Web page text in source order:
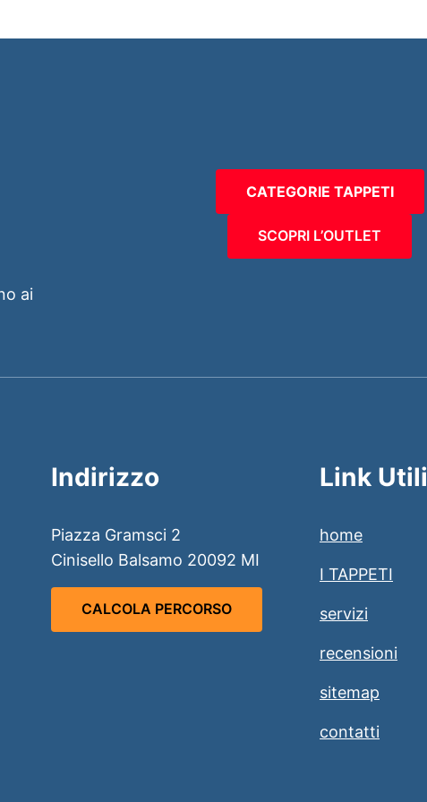
ai
CATEGORIE TAPPETI
SCOPRI L’OUTLET
Indirizzo
Piazza Gramsci 2
Cinisello Balsamo 20092 MI
CALCOLA PERCORSO
Link Utili
home
I TAPPETI
servizi
recensioni
sitemap
contatti